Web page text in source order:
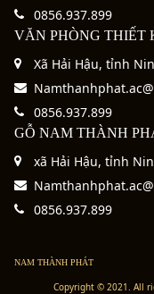
0856.937.899
VĂN PHÒNG THIẾT
Xã Hải Hậu, tỉnh
0856.937.899
GỖ NAM THÀNH
xã Hải Hậu, tỉnh
0856.937.899
NAM THÀNH PHÁT
Copyright © 2021. All